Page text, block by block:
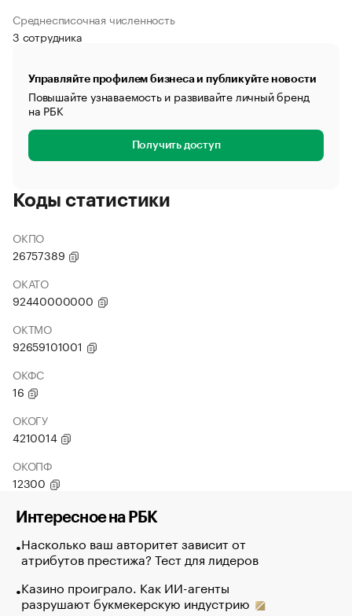
Среднесписочная численность
3 сотрудника
Управляйте профилем бизнеса и публикуйте новости
Повышайте узнаваемость и развивайте личный бренд
на РБК
Получить доступ
Коды статистики
ОКПО
26757389
ОКАТО
92440000000
ОКТМО
92659101001
ОКФС
16
ОКОГУ
4210014
ОКОПФ
12300
Интересное на РБК
Насколько ваш авторитет зависит от
атрибутов престижа? Тест для лидеров
Казино проиграло. Как ИИ-агенты
разрушают букмекерскую индустрию